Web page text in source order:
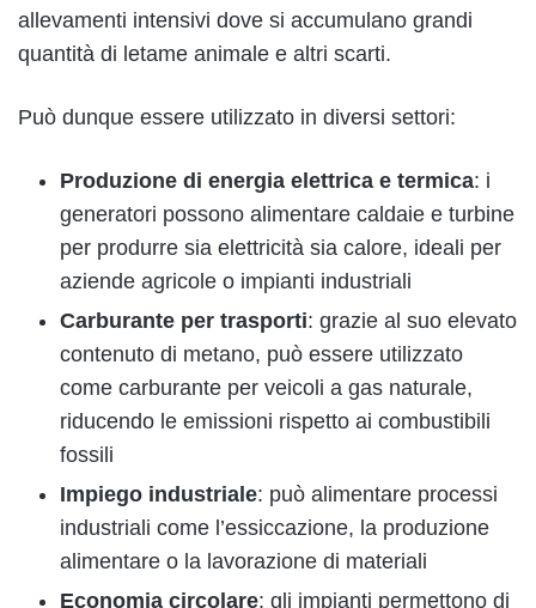
allevamenti intensivi dove si accumulano grandi
quantità di letame animale e altri scarti.
Può dunque essere utilizzato in diversi settori:
Produzione di energia elettrica e termica: i
generatori possono alimentare caldaie e turbine
per produrre sia elettricità sia calore, ideali per
aziende agricole o impianti industriali
Carburante per trasporti: grazie al suo elevato
contenuto di metano, può essere utilizzato
come carburante per veicoli a gas naturale,
riducendo le emissioni rispetto ai combustibili
fossili
Impiego industriale: può alimentare processi
industriali come l’essiccazione, la produzione
alimentare o la lavorazione di materiali
Economia circolare: gli impianti permettono di